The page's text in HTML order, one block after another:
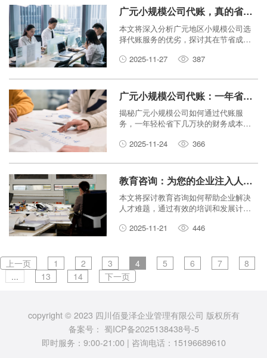
广元小规模公司代账，真的省钱又省心吗？
本文将深入分析广元地区小规模公司选
择代账服务的优劣，探讨其在节省成本
出明智决策。
2025-11-27 387
广元小规模公司代账：一年省下几万块的秘密武器！
揭秘广元小规模公司如何通过代账服
务，一年轻松省下几万块的财务成本。
2025-11-24
366
教育咨询：为您的企业注入人才活水！
本文将探讨教育咨询如何帮助企业解决
人才难题，通过有效的培训和发展计
驱动业务增长。
2025-11-21 446
上一页 1 2 3 4 5 6 7
8
...
13 14 下一页
copyright © 2023 四川佰曼泽企业管理有限公司 版权所有
备案号： 蜀ICP备2025138438号-5
即时服务：9:00-21:00 | 咨询电话：15196689610